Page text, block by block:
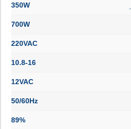
350W
700W
220VAC
10.8-16
12VAC
50/60Hz
89%